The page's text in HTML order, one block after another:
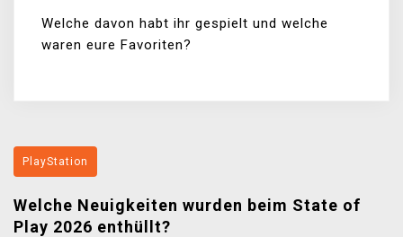
Welche davon habt ihr gespielt und welche
waren eure Favoriten?
PlayStation
Welche Neuigkeiten wurden beim State of
Play 2026 enthüllt?